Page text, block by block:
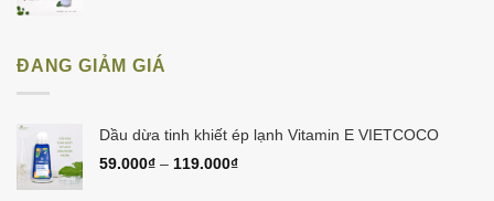
ĐANG GIẢM GIÁ
Dầu dừa tinh khiết ép lạnh Vitamin E VIETCOCO
59.000₫ – 119.000₫